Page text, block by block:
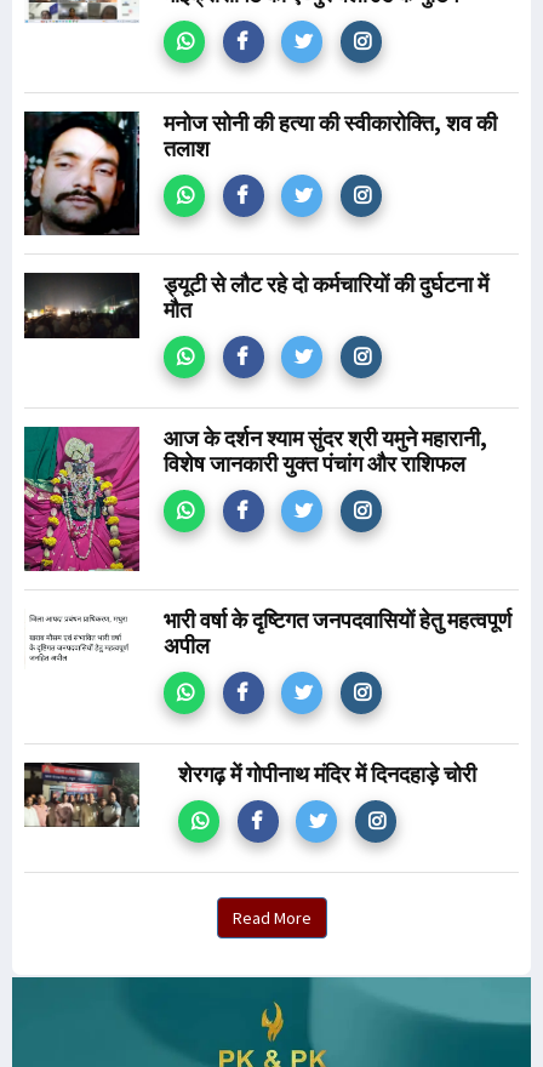
मनोज सोनी की हत्या की स्वीकारोक्ति, शव की
तलाश
ड्यूटी से लौट रहे दो कर्मचारियों की दुर्घटना में
मौत
आज के दर्शन श्याम सुंदर श्री यमुने महारानी,
विशेष जानकारी युक्त पंचांग और राशिफल
भारी वर्षा के दृष्टिगत जनपदवासियों हेतु महत्वपूर्ण
अपील
शेरगढ़ में गोपीनाथ मंदिर में दिनदहाड़े चोरी
Read More